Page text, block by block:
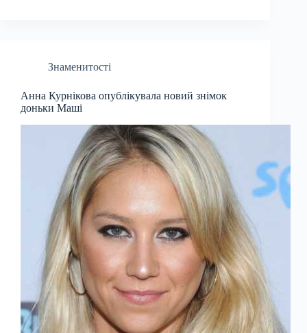
Знаменитості
Анна Курнікова опублікувала новий знімок
доньки Маші